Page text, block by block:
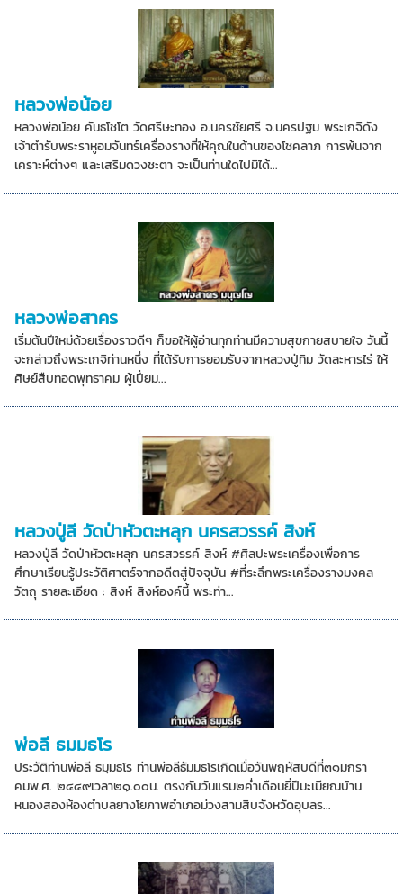
หลวงพ่อน้อย
หลวงพ่อน้อย คันธโชโต วัดศรีษะทอง อ.นครชัยศรี จ.นครปฐม พระเกจิดัง
เจ้าตำรับพระราหูอมจันทร์เครื่องรางที่ให้คุณในด้านของโชคลาภ การพ้นจาก
เคราะห์ต่างๆ และเสริมดวงชะตา จะเป็นท่านใดไปมิได้...
หลวงพ่อสาคร
เริ่มต้นปีใหม่ด้วยเรื่องราวดีๆ ก็ขอให้ผู้อ่านทุกท่านมีความสุขกายสบายใจ วันนี้
จะกล่าวถึงพระเกจิท่านหนึ่ง ที่ได้รับการยอมรับจากหลวงปู่ทิม วัดละหารไร่ ให้
ศิษย์สืบทอดพุทธาคม ผู้เปี่ยม...
หลวงปู่ลี วัดป่าหัวตะหลุก นครสวรรค์ สิงห์
หลวงปู่ลี วัดป่าหัวตะหลุก นครสวรรค์ สิงห์ #ศิลปะพระเครื่องเพื่อการ
ศึกษาเรียนรู้ประวัติศาตร์จากอดีตสู่ปัจจุบัน #ที่ระลึกพระเครื่องรางมงคล
วัตถุ รายละเอียด : สิงห์ สิงห์องค์นี้ พระท่า...
พ่อลี ธมมธโร
ประวัติท่านพ่อลี ธมฺมธโร ท่านพ่อลีธัมมธโรเกิดเมื่อวันพฤหัสบดีที่๓๑มกรา
คมพ.ศ. ๒๔๔๙เวลา๒๑.๐๐น. ตรงกับวันแรม๒ค่ำเดือนยี่ปีมะเมียณบ้าน
หนองสองห้องตำบลยางโยภาพอำเภอม่วงสามสิบจังหวัดอุบลร...